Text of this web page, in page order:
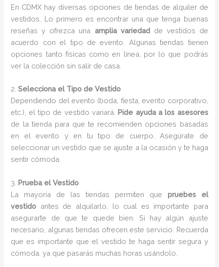
En CDMX hay diversas opciones de tiendas de alquiler de
vestidos. Lo primero es encontrar una que tenga buenas
reseñas y ofrezca una amplia variedadde vestidos de
acuerdo con el tipo de evento. Algunas tiendas tienen
opciones tanto físicas como en línea, por lo que podrás
ver la colección sin salir de casa.
2.Selecciona el Tipo de Vestido
Dependiendo del evento (boda, fiesta, evento corporativo,
etc.), el tipo de vestido variará. Pide ayuda a los asesores
de la tienda para que te recomienden opciones basadas
en el evento y en tu tipo de cuerpo. Asegúrate de
seleccionar un vestido que se ajuste a la ocasión y te haga
sentir cómoda.
3. Prueba el Vestido
La mayoría de las tiendas permiten que pruebes el
vestido antes de alquilarlo, lo cual es importante para
asegurarte de que te quede bien. Si hay algún ajuste
necesario, algunas tiendas ofrecen este servicio. Recuerda
que es importante que el vestido te haga sentir segura y
cómoda, ya que pasarás muchas horas usándolo.